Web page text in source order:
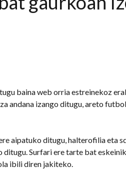
baina web orria estreinekoz
andana izango ditugu, areto
aipatuko ditugu, halterofilia eta
Surfari ere tarte bat
ibili diren jakiteko.